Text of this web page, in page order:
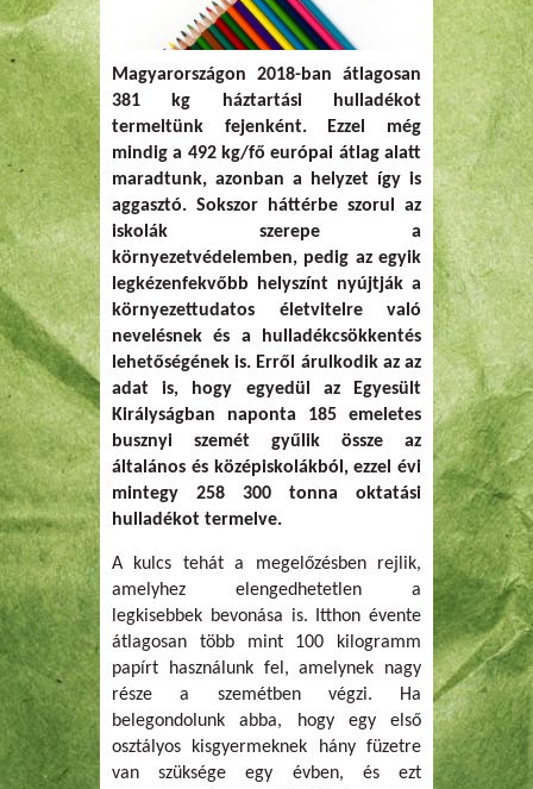
Magyarországon 2018-ban átlagosan
381 kg háztartási hulladékot
termeltünk fejenként. Ezzel még
mindig a 492 kg/fő európai átlag alatt
maradtunk, azonban a helyzet így is
aggasztó. Sokszor háttérbe szorul az
iskolák szerepe a
környezetvédelemben, pedig az egyik
legkézenfekvőbb helyszínt nyújtják a
környezettudatos életvitelre való
nevelésnek és a hulladékcsökkentés
lehetőségének is. Erről árulkodik az az
adat is, hogy egyedül az Egyesült
Királyságban naponta 185 emeletes
busznyi szemét gyűlik össze az
általános és középiskolákból, ezzel évi
mintegy 258 300 tonna oktatási
hulladékot termelve.
A kulcs tehát a megelőzésben rejlik,
amelyhez elengedhetetlen a
legkisebbek bevonása is. Itthon évente
átlagosan több mint 100 kilogramm
papírt használunk fel, amelynek nagy
része a szemétben végzi. Ha
belegondolunk abba, hogy egy első
osztályos kisgyermeknek hány füzetre
van szüksége egy évben, és ezt